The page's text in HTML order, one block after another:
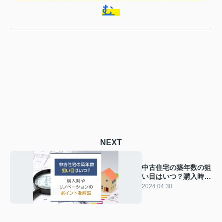
む
NEXT
中古住宅の築年数の狙
い目はいつ？購入時や
リノベーションのポイ
2024.04.30